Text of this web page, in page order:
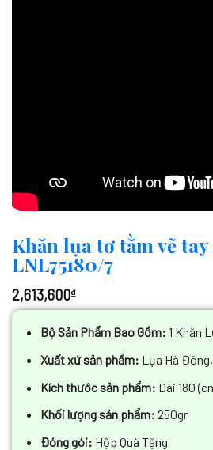
Khăn lụa tơ tằm vẽ
LNL75180/7
2,613,600₫
Bộ Sản Phẩm Bao Gồm: 1 Khăn
Xuất xứ sản phẩm: Lụa Hà
Kích thước sản phẩm: Dài 180
Khối lượng sản phẩm: 250gr
Đóng gói: Hộp Quà Tặng